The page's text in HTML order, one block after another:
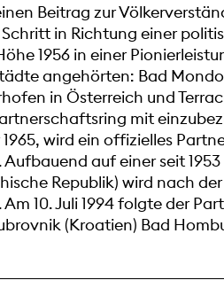
Beitrag zur
in Richtung einer
1956 in einer
angehörten: Bad
in Österreich und
mit
wird ein offizielles
auf einer seit
Republik) wird nach
10. Juli 1994 folgte der
(Kroatien) Bad